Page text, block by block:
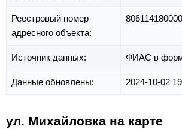
Реестровый номер
адресного объекта:
Источник данных: ФИАС в
Данные обновлены: 2024-10-02
ул. Михайловка на карте